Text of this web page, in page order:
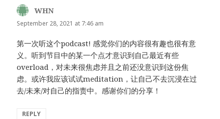
WHN
September 28, 2021 at 7:46 am
第一次听这个podcast! 感觉你们的内容很有趣也很有意
义。听到节目中的某一个点才意识到自己最近有些
overload，对未来很焦虑并且之前还没意识到这份焦
虑。或许我应该试试meditation，让自己不去沉浸在过
去/未来/对自己的指责中。感谢你们的分享！
REPLY